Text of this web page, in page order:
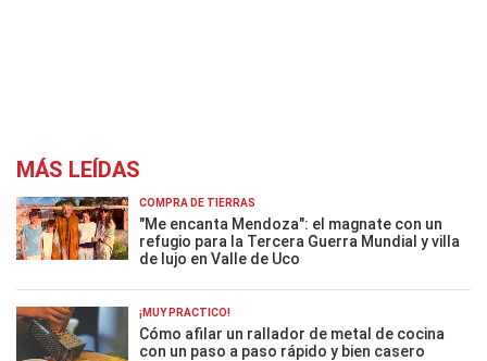
MÁS LEÍDAS
COMPRA DE TIERRAS
"Me encanta Mendoza": el magnate con un
refugio para la Tercera Guerra Mundial y villa
de lujo en Valle de Uco
¡MUY PRÁCTICO!
Cómo afilar un rallador de metal de cocina
con un paso a paso rápido y bien casero